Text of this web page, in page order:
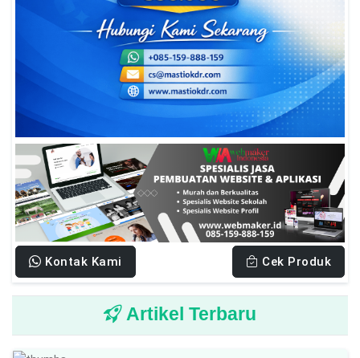
Kontak Kami Cek Produk
Artikel Terbaru